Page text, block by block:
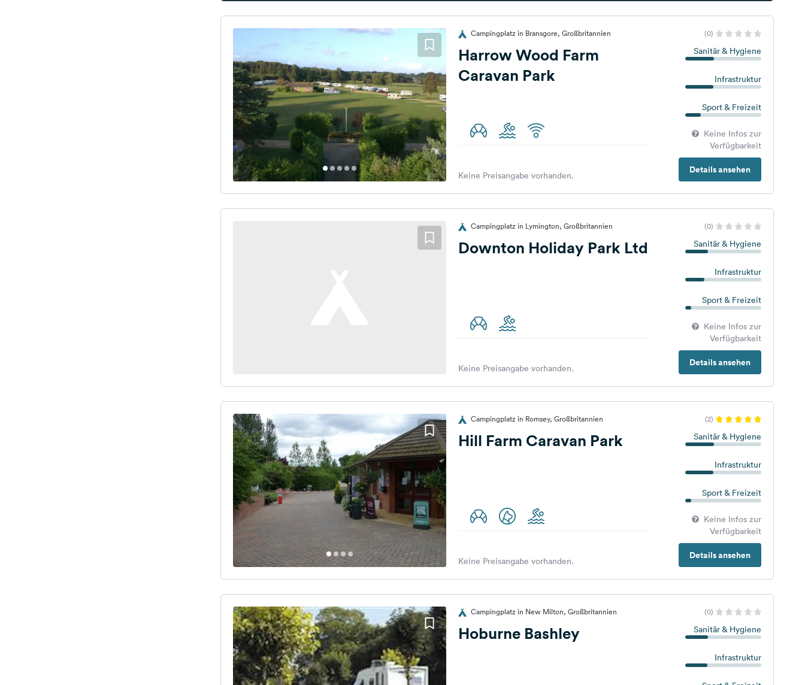
Campingplatz in Bransgore, Großbritannien (0)
Harrow Wood Farm
Caravan Park
Sanitär & Hygiene
Infrastruktur
Sport & Freizeit
Keine Infos zur
Verfügbarkeit
Details ansehen
Keine Preisangabe vorhanden.
Campingplatz in Lymington, Großbritannien (0)
Downton Holiday Park Ltd Sanitär & Hygiene
Infrastruktur
Sport & Freizeit
Keine Infos zur
Verfügbarkeit
Details ansehen
Keine Preisangabe vorhanden.
Campingplatz in Romsey, Großbritannien (2)
Hill Farm Caravan Park Sanitär & Hygiene
Infrastruktur
Sport & Freizeit
Keine Infos zur
Verfügbarkeit
Details ansehen
Keine Preisangabe vorhanden.
Campingplatz in New Milton, Großbritannien (0)
Hoburne Bashley Sanitär & Hygiene
Infrastruktur